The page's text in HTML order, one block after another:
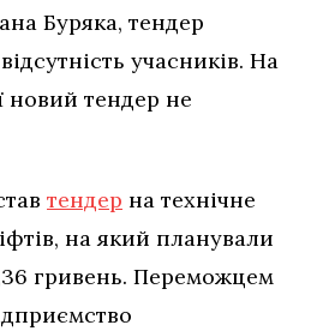
Буряка, тендер
учасників. На
новий тендер не
тендер на технічне
на який планували
гривень. Переможцем